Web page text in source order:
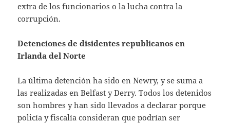
extra de los funcionarios o la lucha contra la
corrupción.
Detenciones de disidentes republicanos en
Irlanda del Norte
La última detención ha sido en Newry, y se suma a
las realizadas en Belfast y Derry. Todos los detenidos
son hombres y han sido llevados a declarar porque
policía y fiscalía consideran que podrían ser